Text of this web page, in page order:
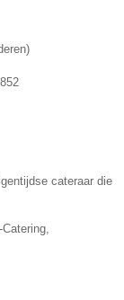
)
cateraar die